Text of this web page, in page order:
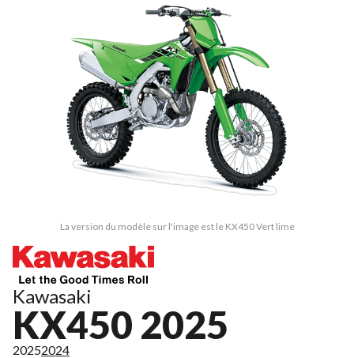
La version du modèle sur l'image est le KX450 Vert lime
Kawasaki
KX450 2025
20252024